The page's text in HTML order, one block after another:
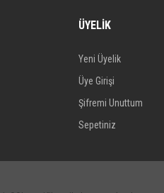
ÜYELİK
Yeni Üyelik
Üye Girişi
Şifremi Unuttum
Sepetiniz